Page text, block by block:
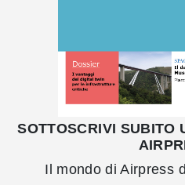
SOTTOSCRIVI SUBITO
Il mondo di Airpress